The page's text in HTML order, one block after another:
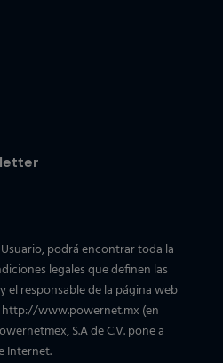
podrá encontrar toda la
legales que definen las
el responsable de la página web
http://www.powernet.mx (en
S.A de C.V. pone a
Internet.